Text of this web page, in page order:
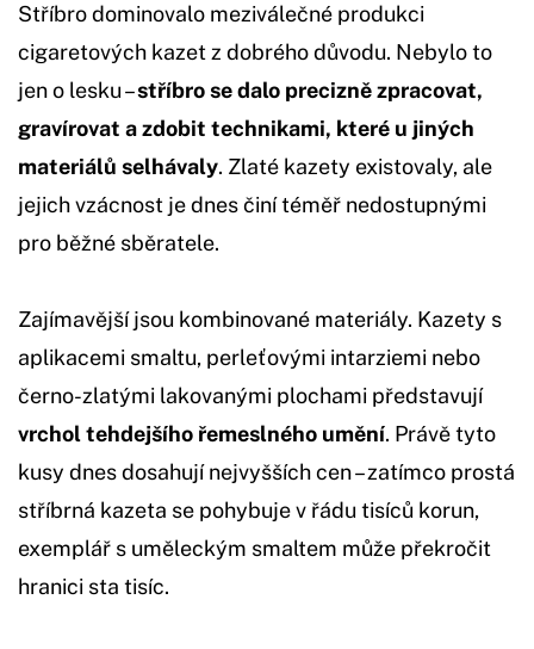
Stříbro dominovalo meziválečné produkci
cigaretových kazet z dobrého důvodu. Nebylo to
jen o lesku –stříbro se dalo precizně zpracovat,
gravírovat a zdobit technikami, které u jiných
materiálů selhávaly. Zlaté kazety existovaly, ale
jejich vzácnost je dnes činí téměř nedostupnými
pro běžné sběratele.
Zajímavější jsou kombinované materiály. Kazety s
aplikacemi smaltu, perleťovými intarziemi nebo
černo-zlatými lakovanými plochami představují
vrchol tehdejšího řemeslného umění. Právě tyto
kusy dnes dosahují nejvyšších cen – zatímco prostá
stříbrná kazeta se pohybuje v řádu tisíců korun,
exemplář s uměleckým smaltem může překročit
hranici sta tisíc.